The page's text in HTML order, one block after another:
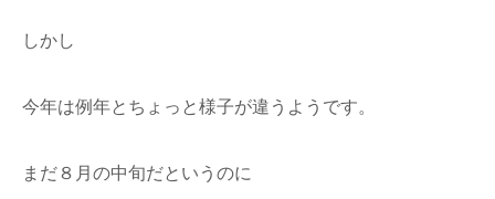
しかし
今年は例年とちょっと様子が違うようです。
まだ８月の中旬だというのに